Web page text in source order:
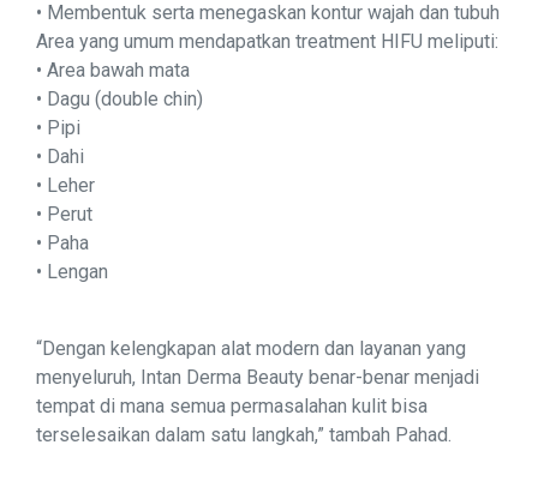
• Membentuk serta menegaskan kontur wajah dan tubuh
Area yang umum mendapatkan treatment HIFU meliputi:
• Area bawah mata
• Dagu (double chin)
• Pipi
• Dahi
• Leher
• Perut
• Paha
• Lengan
“Dengan kelengkapan alat modern dan layanan yang
menyeluruh, Intan Derma Beauty benar-benar menjadi
tempat di mana semua permasalahan kulit bisa
terselesaikan dalam satu langkah,” tambah Pahad.